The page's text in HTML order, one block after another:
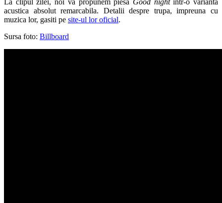
acustica absolut remarcabila. Detalii despre trupa, impreuna cu
muzica lor, gasiti pe site-ul lor oficial.
Sursa foto: Billboard